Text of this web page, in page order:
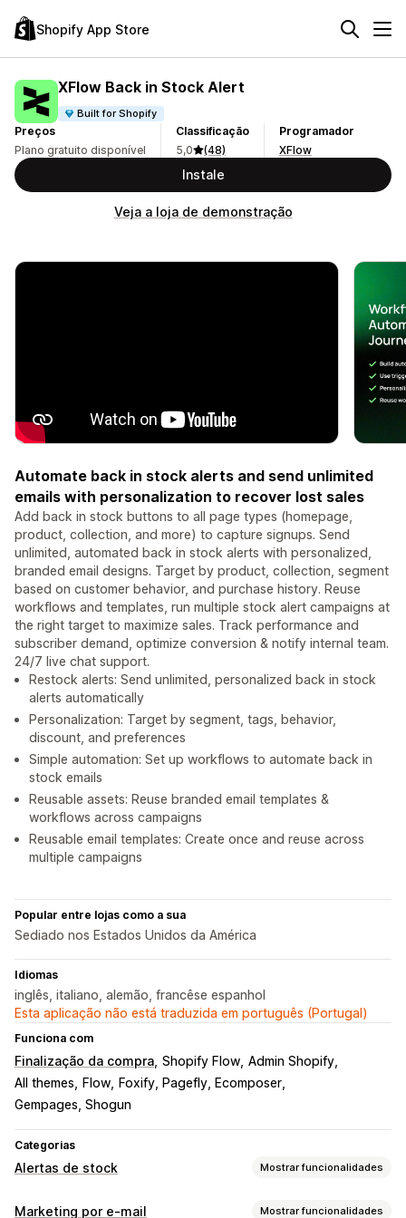
Shopify App Store
XFlow Back in Stock Alert
Built for Shopify
Preços
Plano gratuito disponível
Classificação
5,0
(48)
Programador
XFlow
Instale
Veja a loja de demonstração
Automate back in stock alerts and send unlimited
emails with personalization to recover lost sales
Add back in stock buttons to all page types (homepage,
product, collection, and more) to capture signups. Send
unlimited, automated back in stock alerts with personalized,
branded email designs. Target by product, collection, segment
based on customer behavior, and purchase history. Reuse
workflows and templates, run multiple stock alert campaigns at
the right target to maximize sales. Track performance and
subscriber demand, optimize conversion & notify internal team.
24/7 live chat support.
Restock alerts: Send unlimited, personalized back in stock
alerts automatically
Personalization: Target by segment, tags, behavior,
discount, and preferences
Simple automation: Set up workflows to automate back in
stock emails
Reusable assets: Reuse branded email templates &
workflows across campaigns
Reusable email templates: Create once and reuse across
multiple campaigns
Popular entre lojas como a sua
Sediado nos Estados Unidos da América
Idiomas
inglês, italiano, alemão, francêse espanhol
Esta aplicação não está traduzida em português (Portugal)
Funciona com
Finalização da compra Shopify Flow Admin Shopify
All themes
Flow
Foxify, Pagefly, Ecomposer
Gempages, Shogun
Categorias
Alertas de stock Mostrar funcionalidades
Notificações
Marketing por e-mail Mostrar funcionalidades